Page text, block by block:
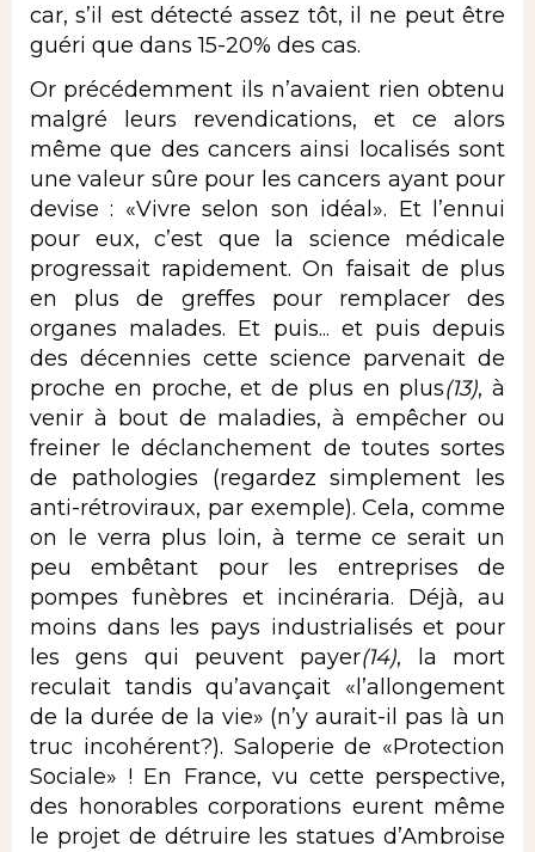
car, s’il est détecté assez tôt, il ne peut être
guéri que dans 15-20% des cas.
Or précédemment ils n’avaient rien obtenu
malgré leurs revendications, et ce alors
même que des cancers ainsi localisés sont
une valeur sûre pour les cancers ayant pour
devise : «Vivre selon son idéal». Et l’ennui
pour eux, c’est que la science médicale
progressait rapidement. On faisait de plus
en plus de greffes pour remplacer des
organes malades. Et puis... et puis depuis
des décennies cette science parvenait de
proche en proche, et de plus en plus(13), à
venir à bout de maladies, à empêcher ou
freiner le déclanchement de toutes sortes
de pathologies (regardez simplement les
anti-rétroviraux, par exemple). Cela, comme
on le verra plus loin, à terme ce serait un
peu embêtant pour les entreprises de
pompes funèbres et incinéraria. Déjà, au
moins dans les pays industrialisés et pour
les gens qui peuvent payer(14), la mort
reculait tandis qu’avançait «l’allongement
de la durée de la vie» (n’y aurait-il pas là un
truc incohérent?). Saloperie de «Protection
Sociale» ! En France, vu cette perspective,
des honorables corporations eurent même
le projet de détruire les statues d’Ambroise